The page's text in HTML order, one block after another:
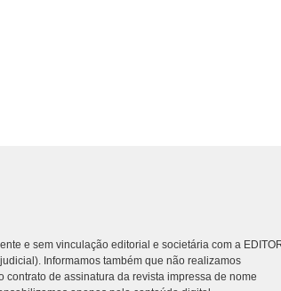
e sem vinculação editorial e societária com a
Informamos também que não realizamos
de assinatura da revista impressa de nome